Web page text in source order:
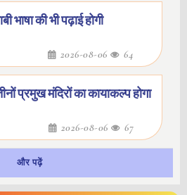
भाषा की भी पढ़ाई होगी
2026-08-06 64
प्रमुख मंदिरों का कायाकल्प होगा
2026-08-06 67
और पढ़ें